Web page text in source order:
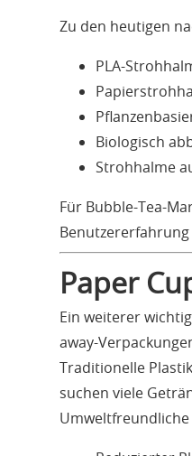
Zu den heutigen
PLA-
Biologisch
Strohhalme
Für Bubble-Tea-
Paper
Ein weiterer
away-
Traditionelle
suchen viele